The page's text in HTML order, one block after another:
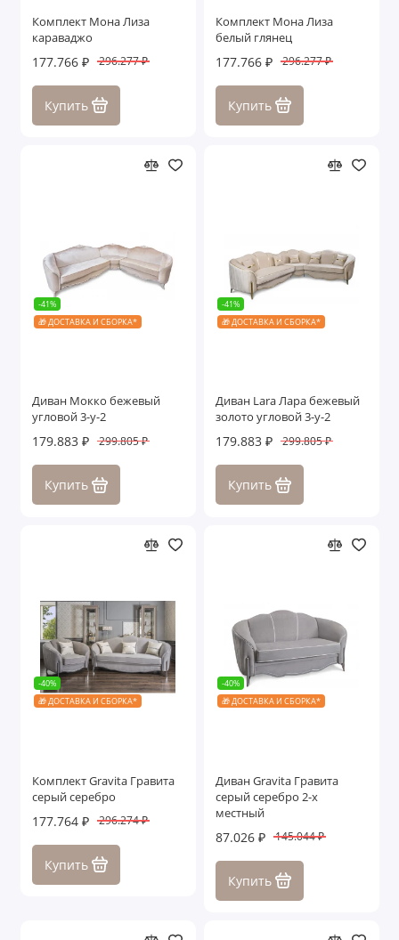
Комплект Мона Лиза
караваджо
177.766 ₽ 296.277 ₽
Купить
Комплект Мона Лиза
белый глянец
177.766 ₽ 296.277 ₽
Купить
-41%
🎁 ДОСТАВКА И СБОРКА*
Диван Мокко бежевый
угловой 3-у-2
179.883 ₽ 299.805 ₽
Купить
-41%
🎁 ДОСТАВКА И СБОРКА*
Диван Lara Лара бежевый
золото угловой 3-у-2
179.883 ₽ 299.805 ₽
Купить
-40%
🎁 ДОСТАВКА И СБОРКА*
Комплект Gravita Гравита
серый серебро
177.764 ₽ 296.274 ₽
Купить
-40%
🎁 ДОСТАВКА И СБОРКА*
Диван Gravita Гравита
серый серебро 2-х
местный
87.026 ₽ 145.044 ₽
Купить